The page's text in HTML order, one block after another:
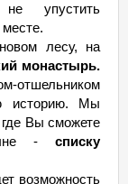
упустить
лесу, на
монастырь.
отшельником
историю. Мы
Вы сможете
- списку
возможность